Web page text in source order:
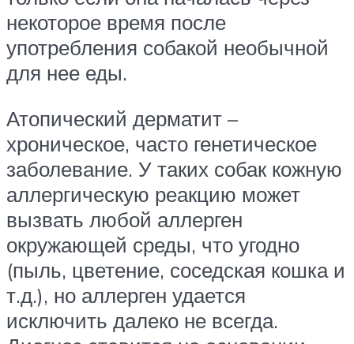
некоторое время после
употребления собакой необычной
для нее еды.
Атопический дерматит –
хроническое, часто генетическое
заболевание. У таких собак кожную
аллергическую реакцию может
вызвать любой аллерген
окружающей среды, что угодно
(пыль, цветение, соседская кошка и
т.д.), но аллерген удается
исключить далеко не всегда.